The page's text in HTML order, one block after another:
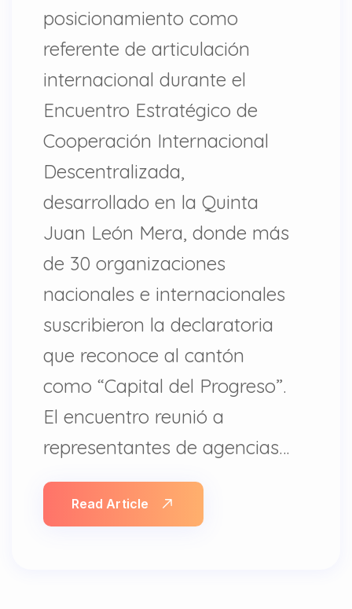
posicionamiento como
referente de articulación
internacional durante el
Encuentro Estratégico de
Cooperación Internacional
Descentralizada,
desarrollado en la Quinta
Juan León Mera, donde más
de 30 organizaciones
nacionales e internacionales
suscribieron la declaratoria
que reconoce al cantón
como “Capital del Progreso”.
El encuentro reunió a
representantes de agencias…
Read Article